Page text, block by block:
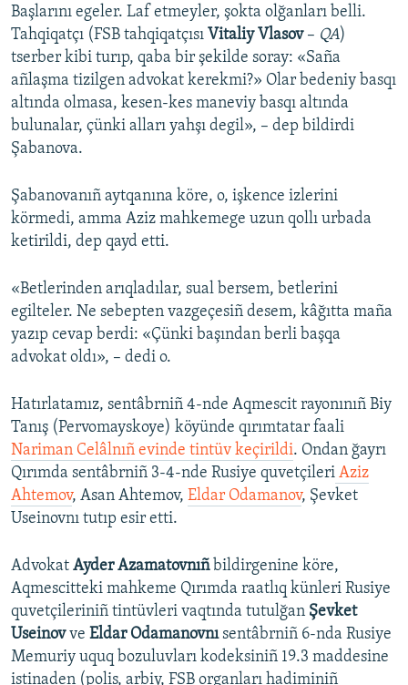
Başlarını egeler. Laf etmeyler, şokta olğanları belli.
Tahqiqatçı (FSB tahqiqatçısı Vitaliy Vlasov – QA)
tserber kibi turıp, qaba bir şekilde soray: «Saña
añlaşma tizilgen advokat kerekmi?» Olar bedeniy basqı
altında olmasa, kesen-kes maneviy basqı altında
bulunalar, çünki alları yahşı degil», – dep bildirdi
Şabanova.
Şabanovanıñ aytqanına köre, o, işkence izlerini
körmedi, amma Aziz mahkemege uzun qollı urbada
ketirildi, dep qayd etti.
«Betlerinden arıqladılar, sual bersem, betlerini
egilteler. Ne sebepten vazgeçesiñ desem, kâğıtta maña
yazıp cevap berdi: «Çünki başından berli başqa
advokat oldı», – dedi o.
Hatırlatamız, sentâbrniñ 4-nde Aqmescit rayonınıñ Biy
Tanış (Pervomayskoye) köyünde qırımtatar faali
Nariman Celâlnıñ evinde tintüv keçirildi. Ondan ğayrı
Qırımda sentâbrniñ 3-4-nde Rusiye quvetçileri Aziz
Ahtemov, Asan Ahtemov, Eldar Odamanov, Şevket
Useinovnı tutıp esir etti.
Advokat Ayder Azamatovnıñ bildirgenine köre,
Aqmescitteki mahkeme Qırımda raatlıq künleri Rusiye
quvetçileriniñ tintüvleri vaqtında tutulğan Şevket
Useinovve Eldar Odamanovnısentâbrniñ 6-nda Rusiye
Memuriy uquq bozuluvları kodeksiniñ 19.3 maddesine
istinaden (polis, arbiy, FSB organları hadiminiñ